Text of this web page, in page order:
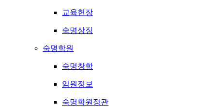
교육헌장
숙명상징
숙명학원
숙명창학
임원정보
숙명학원정관